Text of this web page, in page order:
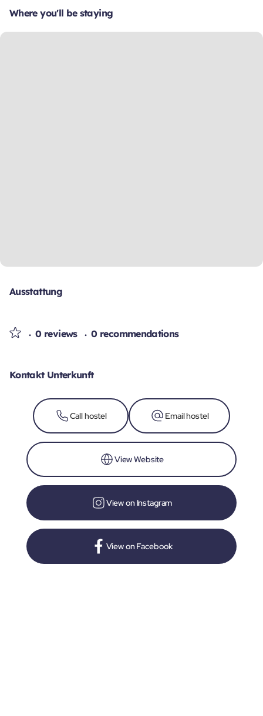
Where you'll be staying
Ausstattung
0 reviews 0 recommendations
Kontakt Unterkunft
Call hostel Email hostel
View Website
View on Instagram
View on Facebook